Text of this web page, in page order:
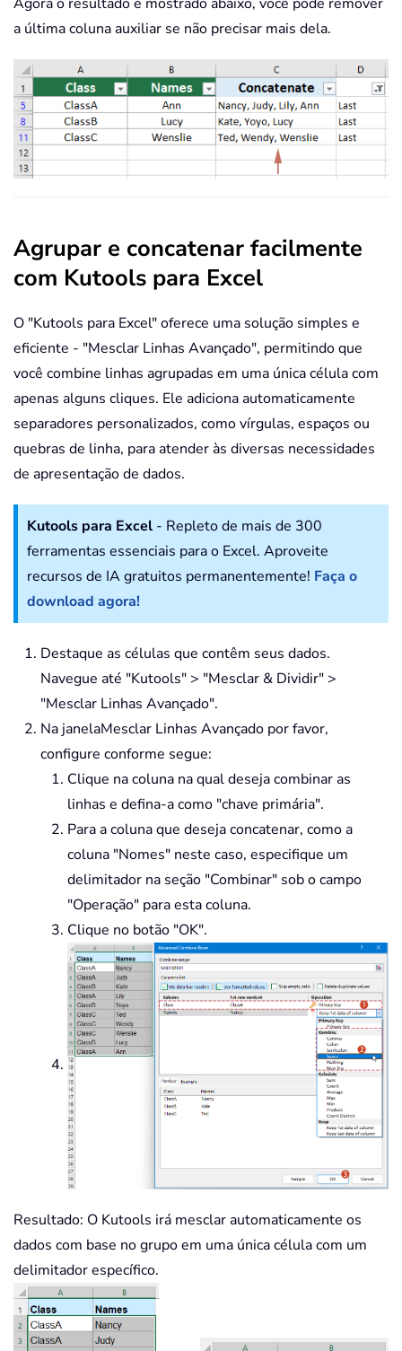
a última coluna auxiliar se não precisar mais dela.
Agrupar e concatenar facilmente
com Kutools para Excel
O "Kutools para Excel" oferece uma solução simples e
eficiente - "Mesclar Linhas Avançado", permitindo que
você combine linhas agrupadas em uma única célula com
apenas alguns cliques. Ele adiciona automaticamente
separadores personalizados, como vírgulas, espaços ou
quebras de linha, para atender às diversas necessidades
de apresentação de dados.
Kutools para Excel - Repleto de mais de 300
ferramentas essenciais para o Excel. Aproveite
recursos de IA gratuitos permanentemente! Faça o
download agora!
Destaque as células que contêm seus dados.
Navegue até "Kutools" > "Mesclar & Dividir" >
"Mesclar Linhas Avançado".
Na janelaMesclar Linhas Avançado por favor,
configure conforme segue:
Clique na coluna na qual deseja combinar as
linhas e defina-a como "chave primária".
Para a coluna que deseja concatenar, como a
coluna "Nomes" neste caso, especifique um
delimitador na seção "Combinar" sob o campo
"Operação" para esta coluna.
Clique no botão "OK".
Resultado: O Kutools irá mesclar automaticamente os
dados com base no grupo em uma única célula com um
delimitador específico.